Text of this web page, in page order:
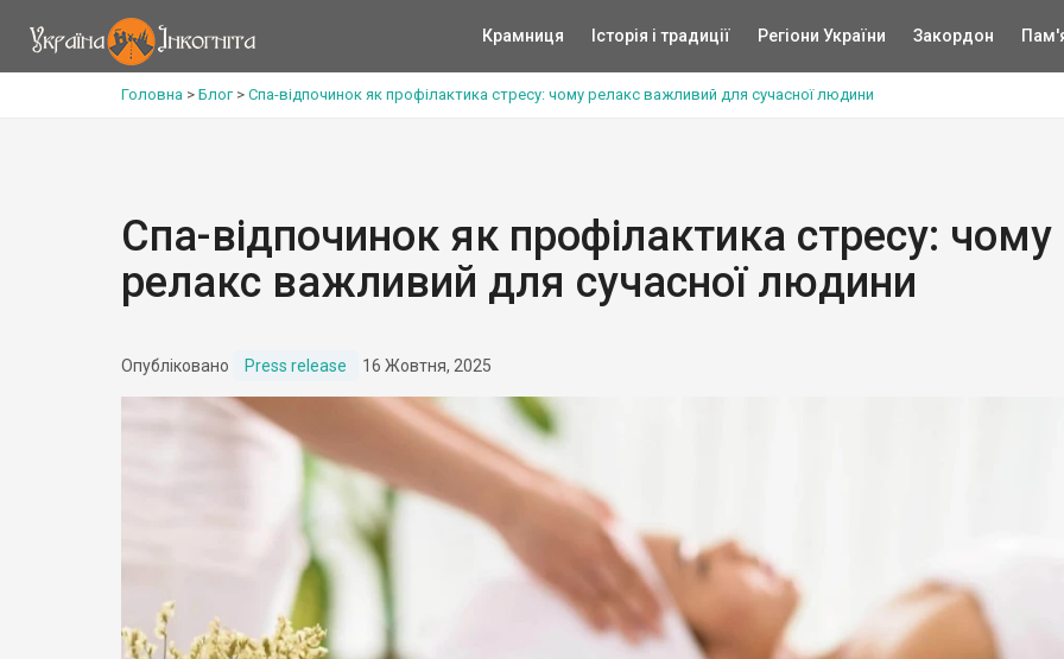
Крамниця Історія і традиції Регіони України Закордон
Головна > Блог> Спа-відпочинок як профілактика стресу: чому релакс важливий для сучасної людини
Спа-відпочинок як профілактика стресу: чому
релакс важливий для сучасної людини
Опубліковано Press release 16 Жовтня, 2025